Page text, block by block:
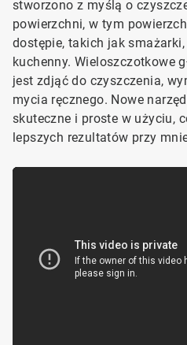
stworzono z myślą o
powierzchni, w tym
dostępie, takich jak
kuchenny. Wieloszczotkowe
jest zdjąć do czyszczenia,
mycia ręcznego. Nowe
skuteczne i proste w użyciu,
lepszych rezultatów przy